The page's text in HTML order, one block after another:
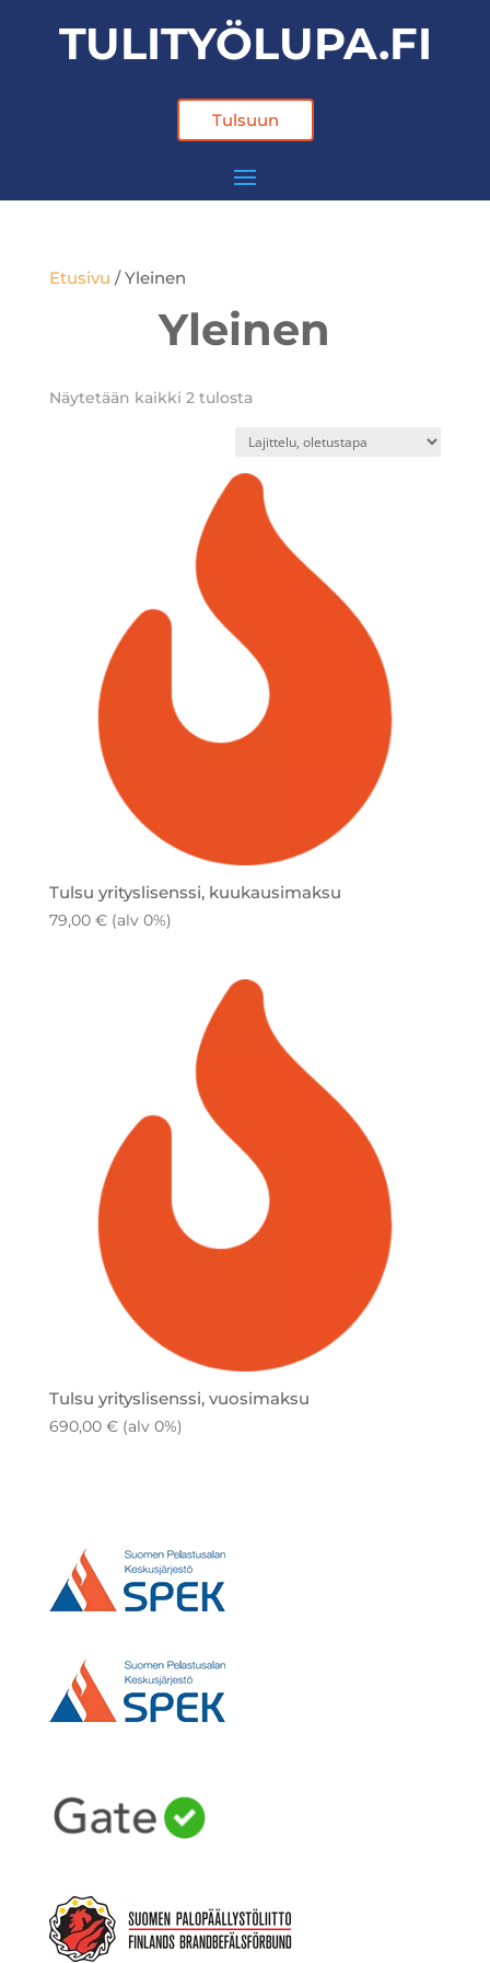
TULITYÖLUPA.FI
Tulsuun
Etusivu / Yleinen
Yleinen
Näytetään kaikki 2 tulosta
Tulsu yrityslisenssi, kuukausimaksu
79,00 € (alv 0%)
Tulsu yrityslisenssi, vuosimaksu
690,00 € (alv 0%)